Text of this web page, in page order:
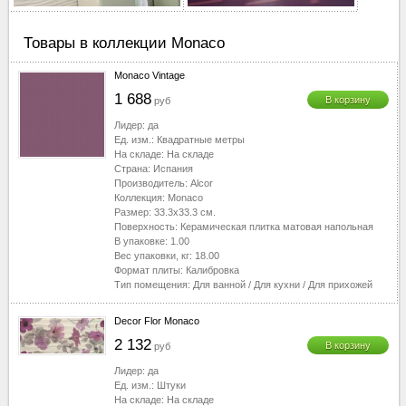
40-50
50-60
60-70
▼
▼
Товары в коллекции Monaco
Monaco Vintage
1 688 руб В корзину
Лидер: да
Ед. изм.: Квадратные метры
На складе: На складе
Страна: Испания
Производитель: Alcor
Коллекция: Monaco
Размер: 33.3x33.3 см.
Поверхность: Керамическая плитка матовая напольная
В упаковке: 1.00
Вес упаковки, кг: 18.00
Формат плиты: Калибровка
Тип помещения: Для ванной / Для кухни / Для прихожей
Decor Flor Monaco
2 132 руб В корзину
Лидер: да
Ед. изм.: Штуки
На складе: На складе